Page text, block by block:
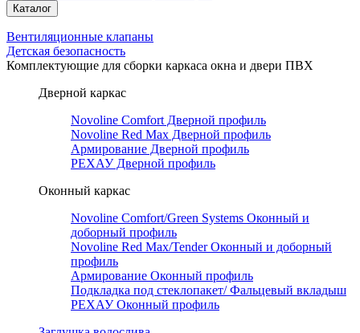
Каталог
Вентиляционные клапаны
Детская безопасность
Комплектующие для сборки каркаса окна и двери ПВХ
Дверной каркас
Novoline Comfort Дверной профиль
Novoline Red Мax Дверной профиль
Армирование Дверной профиль
РЕХАУ Дверной профиль
Оконный каркас
Novoline Comfort/Green Systems Оконный и
доборный профиль
Novoline Red Max/Tender Оконный и доборный
профиль
Армирование Оконный профиль
Подкладка под стеклопакет/ Фальцевый вкладыш
РЕХАУ Оконный профиль